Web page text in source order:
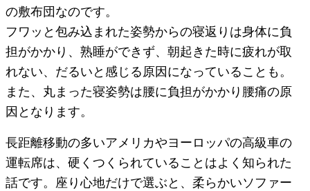
の敷布団なのです。
フワッと包み込まれた姿勢からの寝返りは身体に負
担がかかり、熟睡ができず、朝起きた時に疲れが取
れない、だるいと感じる原因になっていることも。
また、丸まった寝姿勢は腰に負担がかかり腰痛の原
因となります。
長距離移動の多いアメリカやヨーロッパの高級車の
運転席は、硬くつくられていることはよく知られた
話です。座り心地だけで選ぶと、柔らかいソファー